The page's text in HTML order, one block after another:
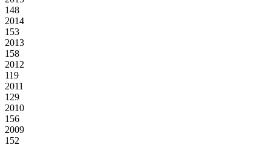
148
2014
153
2013
158
2012
119
2011
129
2010
156
2009
152